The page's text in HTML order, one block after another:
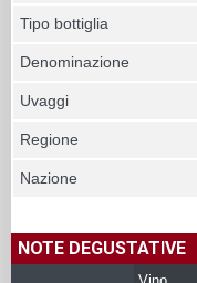
Tipo bottiglia
Denominazione
Uvaggi
Regione
Nazione
NOTE DEGUSTATIVE